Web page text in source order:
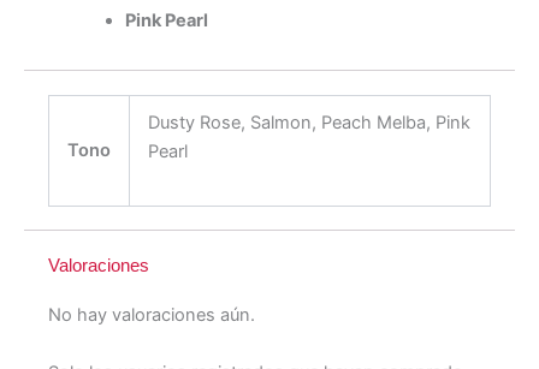
Pink Pearl
Tono
Dusty Rose, Salmon, Peach Melba, Pink
Pearl
Valoraciones
No hay valoraciones aún.